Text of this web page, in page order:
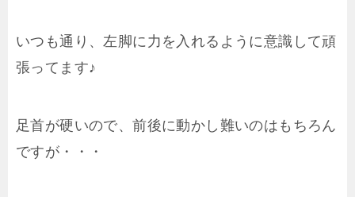
いつも通り、左脚に力を入れるように意識して頑
張ってます♪
足首が硬いので、前後に動かし難いのはもちろん
ですが・・・